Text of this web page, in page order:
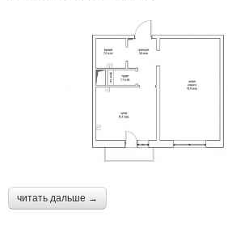
читать дальше →